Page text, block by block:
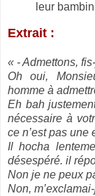
leur
Extrait :
« - Admettons,
Oh oui,
homme à
Eh bah
nécessaire à
ce n’est pas une
Il hocha
désespéré. il
Non je ne peux
Non,